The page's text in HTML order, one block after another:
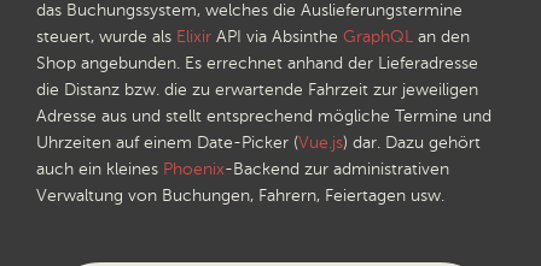
das Buchungssystem, welches die Auslieferungstermine
steuert, wurde als ElixirAPI via Absinthe GraphQL
an den
Shop angebunden. Es errechnet anhand der Lieferadresse
die Distanz bzw. die zu erwartende Fahrzeit zur jeweiligen
Adresse aus und stellt entsprechend mögliche Termine und
Uhrzeiten auf einem Date-Picker (Vue.js) dar. Dazu gehört
auch ein kleines Phoenix-Backend zur administrativen
Verwaltung von Buchungen, Fahrern, Feiertagen usw.